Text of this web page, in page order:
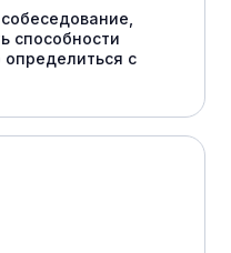
способности
определиться с